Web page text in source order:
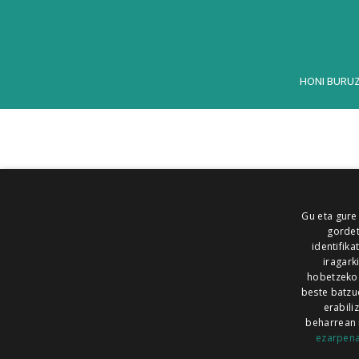
HONI BURUZ
ALEA
Gu eta
hobetzeko.
beste
beharrean